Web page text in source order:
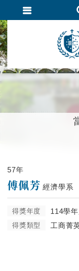
57年
傅佩芳 經濟學系
得獎年度 114學
得獎類型 工商菁